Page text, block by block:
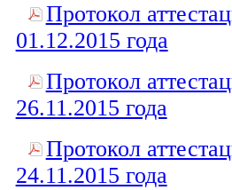
Протокол
01.12.2015 года
Протокол
26.11.2015 года
Протокол
24.11.2015 года